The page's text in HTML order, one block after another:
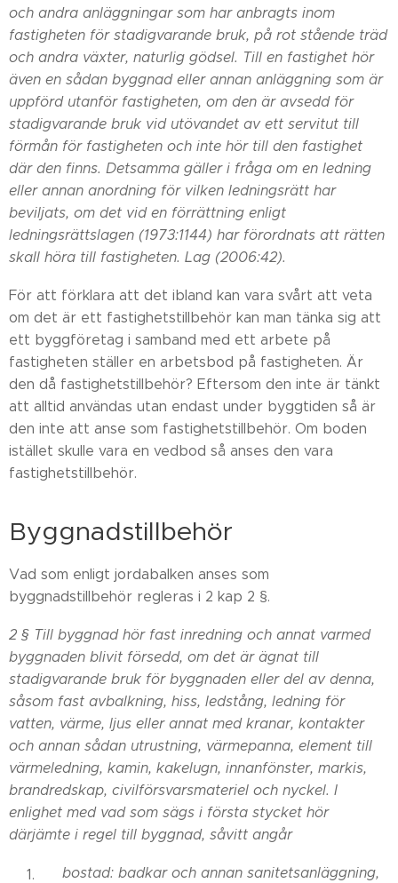
och andra anläggningar som har anbragts inom
fastigheten för stadigvarande bruk, på rot stående träd
och andra växter, naturlig gödsel. Till en fastighet hör
även en sådan byggnad eller annan anläggning som är
uppförd utanför fastigheten, om den är avsedd för
stadigvarande bruk vid utövandet av ett servitut till
förmån för fastigheten och inte hör till den fastighet
där den finns. Detsamma gäller i fråga om en ledning
eller annan anordning för vilken ledningsrätt har
beviljats, om det vid en förrättning enligt
ledningsrättslagen (1973:1144) har förordnats att rätten
skall höra till fastigheten. Lag (2006:42).
För att förklara att det ibland kan vara svårt att veta
om det är ett fastighetstillbehör kan man tänka sig att
ett byggföretag i samband med ett arbete på
fastigheten ställer en arbetsbod på fastigheten. Är
den då fastighetstillbehör? Eftersom den inte är tänkt
att alltid användas utan endast under byggtiden så är
den inte att anse som fastighetstillbehör. Om boden
istället skulle vara en vedbod så anses den vara
fastighetstillbehör.
Byggnadstillbehör
Vad som enligt jordabalken anses som
byggnadstillbehör regleras i 2 kap 2 §.
2 § Till byggnad hör fast inredning och annat varmed
byggnaden blivit försedd, om det är ägnat till
stadigvarande bruk för byggnaden eller del av denna,
såsom fast avbalkning, hiss, ledstång, ledning för
vatten, värme, ljus eller annat med kranar, kontakter
och annan sådan utrustning, värmepanna, element till
värmeledning, kamin, kakelugn, innanfönster, markis,
brandredskap, civilförsvarsmateriel och nyckel. I
enlighet med vad som sägs i första stycket hör
därjämte i regel till byggnad, såvitt angår
bostad: badkar och annan sanitetsanläggning,